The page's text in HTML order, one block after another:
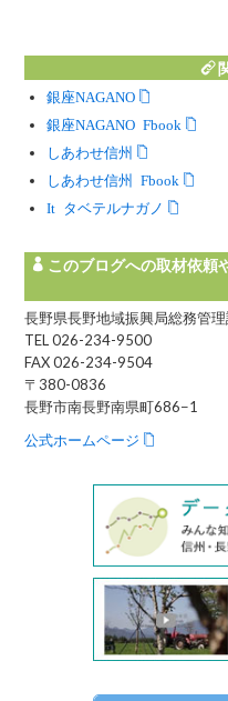
銀座NAGANO
銀座NAGANO Facebook
しあわせ信州
しあわせ信州 Facebook
Instagram タベテルナガノ
このブログへの取材依頼
長野県長野地域振興局総務管理
TEL 026-234-9500
FAX 026-234-9504
〒380-0836
長野市南長野南県町686−1
公式ホームページ